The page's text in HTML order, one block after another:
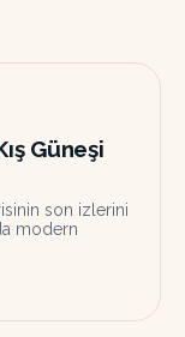
Güneşi
son izlerini
modern